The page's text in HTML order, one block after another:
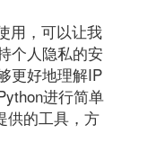
用，可以让我
个人隐私的安
更好地理解IP
进行简单
供的工具，方